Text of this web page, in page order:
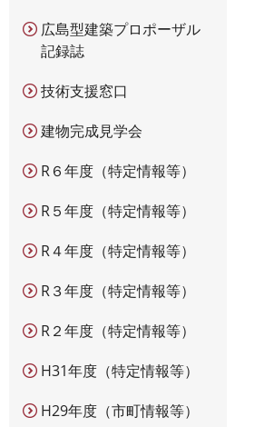
広島型建築プロポーザル
記録誌
技術支援窓口
建物完成見学会
R６年度（特定情報等）
R５年度（特定情報等）
R４年度（特定情報等）
R３年度（特定情報等）
R２年度（特定情報等）
H31年度（特定情報等）
H29年度（市町情報等）